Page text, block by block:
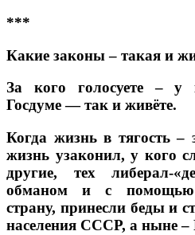
***
Какие законы – такая и
За кого голосуете – у
Госдуме — так и живёте.
Когда жизнь в тягость –
жизнь узаконил, у кого
другие, тех либерал-
обманом и с помощью
страну, принесли беды и
населения СССР, а ныне –